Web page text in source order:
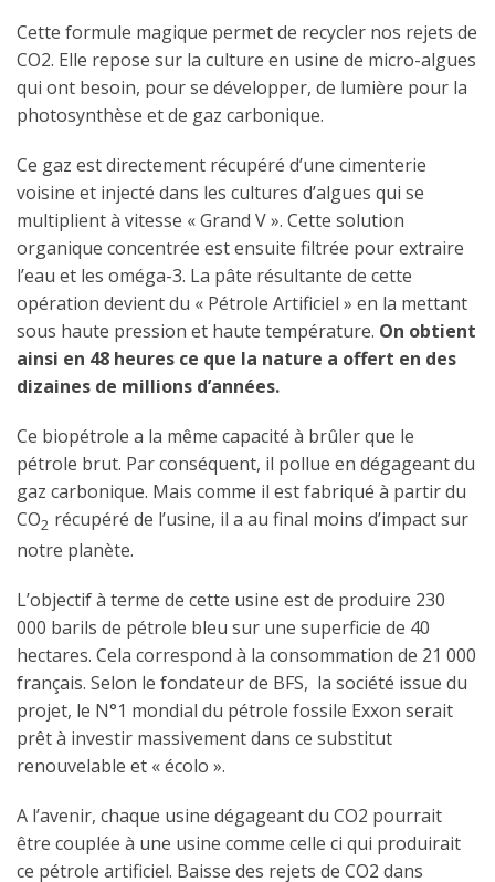
Cette formule magique permet de recycler nos rejets de
CO2. Elle repose sur la culture en usine de micro-algues
qui ont besoin, pour se développer, de lumière pour la
photosynthèse et de gaz carbonique.
Ce gaz est directement récupéré d’une cimenterie
voisine et injecté dans les cultures d’algues qui se
multiplient à vitesse « Grand V ». Cette solution
organique concentrée est ensuite filtrée pour extraire
l’eau et les oméga-3. La pâte résultante de cette
opération devient du « Pétrole Artificiel » en la mettant
sous haute pression et haute température. On obtient
ainsi en 48 heures ce que la nature a offert en des
dizaines de millions d’années.
Ce biopétrole a la même capacité à brûler que le
pétrole brut. Par conséquent, il pollue en dégageant du
gaz carbonique. Mais comme il est fabriqué à partir du
CO2 récupéré de l’usine, il a au final moins d’impact sur
notre planète.
L’objectif à terme de cette usine est de produire 230
000 barils de pétrole bleu sur une superficie de 40
hectares. Cela correspond à la consommation de 21 000
français. Selon le fondateur de BFS, la société issue du
projet, le N°1 mondial du pétrole fossile Exxon serait
prêt à investir massivement dans ce substitut
renouvelable et « écolo ».
A l’avenir, chaque usine dégageant du CO2 pourrait
être couplée à une usine comme celle ci qui produirait
ce pétrole artificiel. Baisse des rejets de CO2 dans